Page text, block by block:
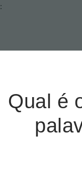
:
Qual é